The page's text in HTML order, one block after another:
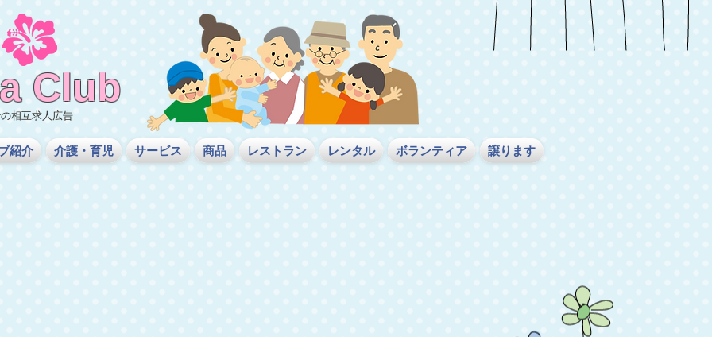
Club
相互求人広告
紹介 介護・育児 サービス 商品 レストラン レンタル ボランティア 譲ります